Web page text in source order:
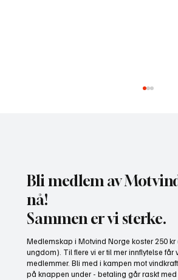
presse fram mer vindkraft
Bli medlem av
nå!
Sammen er vi sterke.
Medlemskap i Motvind Norge koster 250 kr
ungdom). Til flere vi er til mer innflytelse får
medlemmer. Bli med i kampen mot
på knappen under - betaling går raskt med